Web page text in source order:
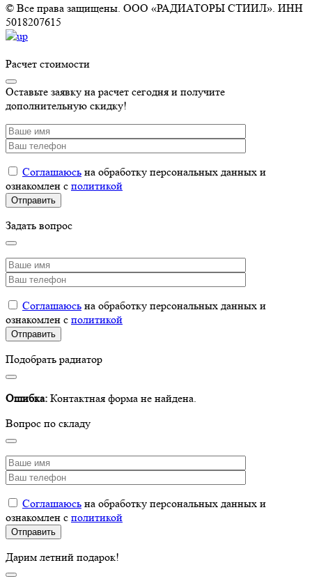
© Все права защищены. ООО «РАДИАТОРЫ СТИИЛ». ИНН
5018207615
Расчет стоимости
Оставьте заявку на расчет сегодня и получите
дополнительную скидку!
Соглашаюсь на обработку персональных данных и
ознакомлен с политикой
Задать вопрос
Соглашаюсь на обработку персональных данных и
ознакомлен с политикой
Подобрать радиатор
Ошибка: Контактная форма не найдена.
Вопрос по складу
Соглашаюсь на обработку персональных данных и
ознакомлен с политикой
Дарим летний подарок!